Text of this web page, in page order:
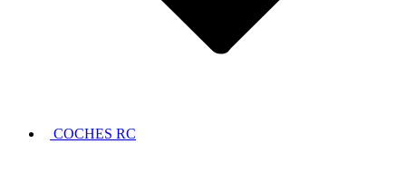
COCHES RC